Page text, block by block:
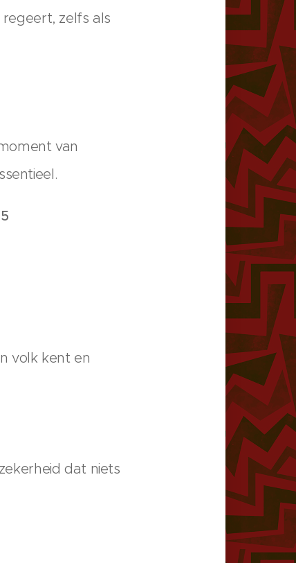
zelfs als
van
volk kent en
dat niets